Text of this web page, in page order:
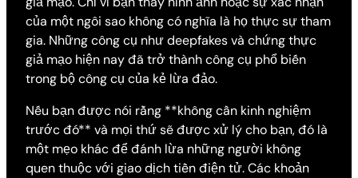
của một ngôi sao không có nghĩa là họ thực sự tham
gia. Những công cụ như deepfakes và chứng thực
giả mạo hiện nay đã trở thành công cụ phổ biến
trong bộ công cụ của kẻ lừa đảo.
Nếu bạn được nói rằng **không cần kinh nghiệm
trước đó** và mọi thứ sẽ được xử lý cho bạn, đó là
một mẹo khác để đánh lừa những người không
quen thuộc với giao dịch tiền điện tử. Các khoản